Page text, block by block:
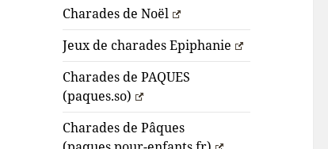
Charades de Noël
Jeux de charades Epiphanie
Charades de PAQUES
(paques.so)
Charades de Pâques